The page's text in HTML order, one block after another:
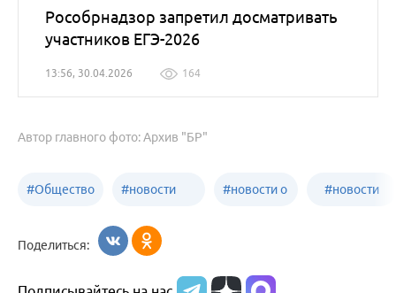
Рособрнадзор запретил досматривать
участников ЕГЭ-2026
13:56, 30.04.2026 164
Автор главного фото: Архив "БР"
#Общество #новости
образования
#новости о #новости
Поделиться: